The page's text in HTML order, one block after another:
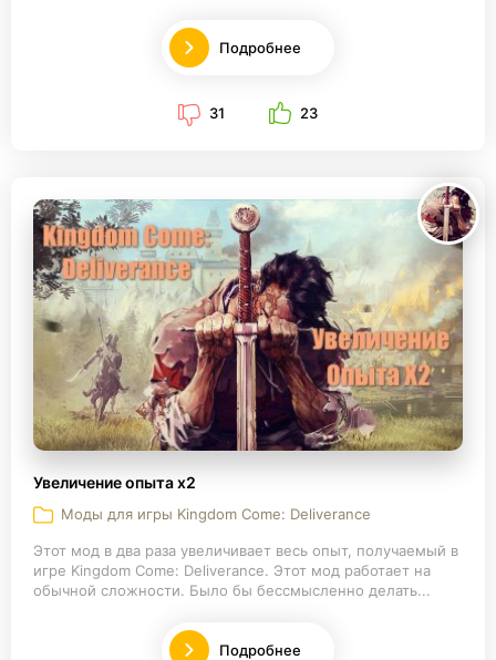
Подробнее
31 23
Увеличение опыта x2
Моды для игры Kingdom Come: Deliverance
Этот мод в два раза увеличивает весь опыт, получаемый в
игре Kingdom Come: Deliverance. Этот мод работает на
обычной сложности. Было бы бессмысленно делать...
Подробнее